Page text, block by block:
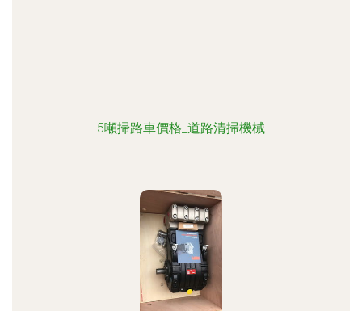
5噸掃路車價格_道路清掃機械